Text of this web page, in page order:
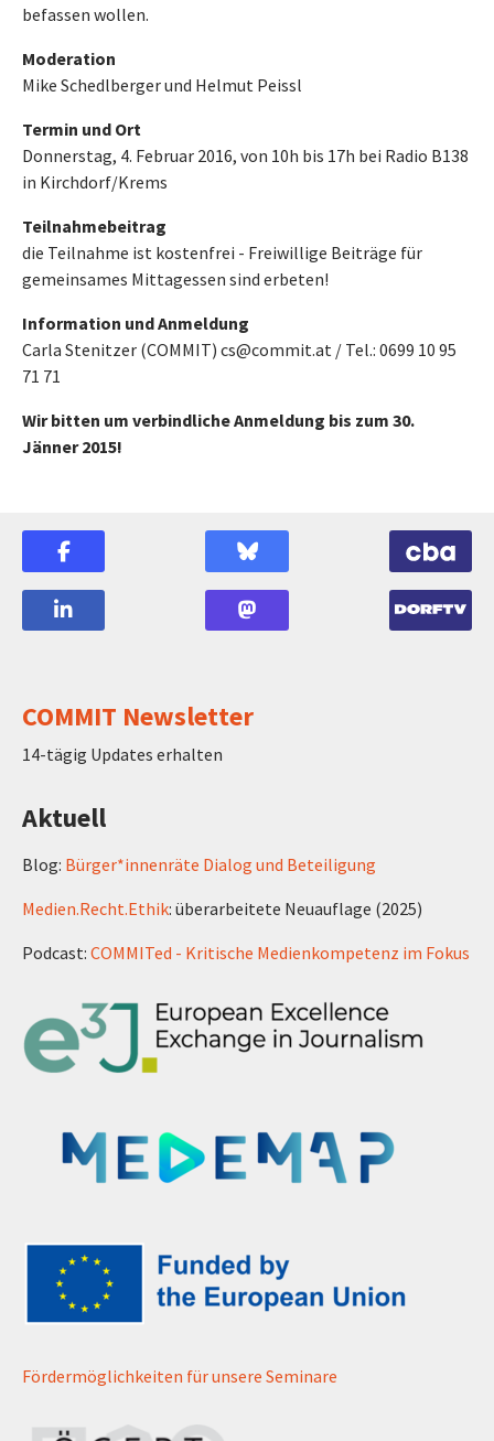
befassen wollen.
Moderation
Mike Schedlberger und Helmut Peissl
Termin und Ort
Donnerstag, 4. Februar 2016, von 10h bis 17h bei Radio B138
in Kirchdorf/Krems
Teilnahmebeitrag
die Teilnahme ist kostenfrei - Freiwillige Beiträge für
gemeinsames Mittagessen sind erbeten!
Information und Anmeldung
Carla Stenitzer (COMMIT) cs@commit.at / Tel.: 0699 10 95
71 71
Wir bitten um verbindliche Anmeldung bis zum 30.
Jänner 2015!
COMMIT Newsletter
14-tägig Updates erhalten
Aktuell
Blog: Bürger*innenräte Dialog und Beteiligung
Medien.Recht.Ethik: überarbeitete Neuauflage (2025)
Podcast: COMMITed - Kritische Medienkompetenz im Fokus
Fördermöglichkeiten für unsere Seminare